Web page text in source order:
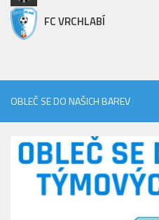
FC VRCHLABÍ
OBLEČ SE DO NAŠICH BAREV